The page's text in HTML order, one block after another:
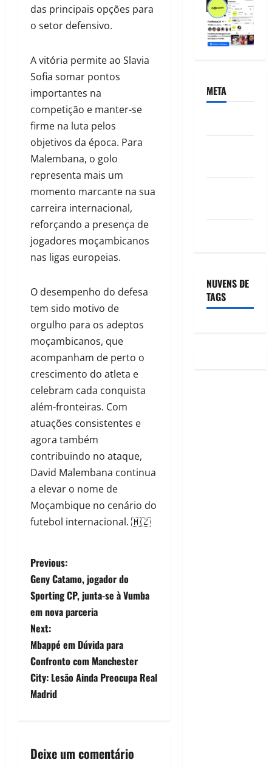
das principais opções para
o setor defensivo.
A vitória permite ao Slavia
Sofia somar pontos
importantes na
competição e manter-se
firme na luta pelos
objetivos da época. Para
Malembana, o golo
representa mais um
momento marcante na sua
carreira internacional,
reforçando a presença de
jogadores moçambicanos
nas ligas europeias.
O desempenho do defesa
tem sido motivo de
orgulho para os adeptos
moçambicanos, que
acompanham de perto o
crescimento do atleta e
celebram cada conquista
além-fronteiras. Com
atuações consistentes e
agora também
contribuindo no ataque,
David Malembana continua
a elevar o nome de
Moçambique no cenário do
futebol internacional. 🇲🇿
Previous:
Geny Catamo, jogador do
Sporting CP, junta-se à Vumba
em nova parceria
Next:
Mbappé em Dúvida para
Confronto com Manchester
City: Lesão Ainda Preocupa Real
Madrid
Deixe um comentário
META
NUVENS DE
TAGS